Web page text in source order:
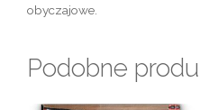
obyczajowe.
Podobne